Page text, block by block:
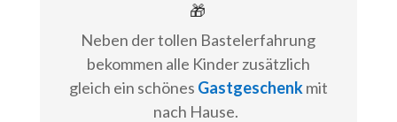
🎁
Neben der tollen Bastelerfahrung
bekommen alle Kinder zusätzlich
gleich ein schönes Gastgeschenkmit
nach Hause.